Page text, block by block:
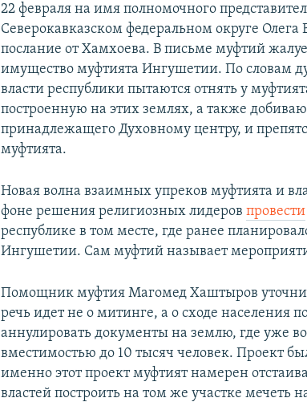
22 февраля на имя полномочного
Северокавказском федеральном округе
послание от Хамхоева. В письме муфтий
имущество муфтията Ингушетии. По словам
власти республики пытаются отнять у
построенную на этих землях, а также
принадлежащего Духовному центру, и
муфтията.
Новая волна взаимных упреков муфтията и
фоне решения религиозных лидеровпровести
республике в том месте, где ранее
Ингушетии. Сам муфтий называет
Помощник муфтия Магомед Хаштыров
речь идет не о митинге, а о сходе населения
аннулировать документы на землю, где уже
вместимостью до 10 тысяч человек. Проект
именно этот проект муфтият намерен
властей построить на том же участке мечеть